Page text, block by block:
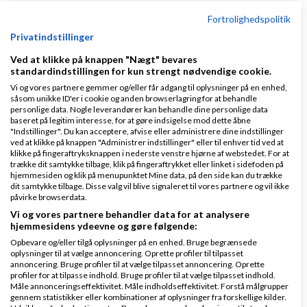
Få 3 bud på ny revisor eller bogholder helt
gratis
Nyeste indlægafMartin Thorborg
den 31-01-
2014 kl. 11:30
0 svar
Hobbyvirksomhed bundet på hænder og fødder.
Må jeg slet ikke sælge i EU?
Nyeste indlægafME93,den 20-06-2026 kl. 10:37
14 svar
1 2
Fortrolighedspolitik
Privatindstillinger
Ved at klikke på knappen "Nægt" bevares
standardindstillingen for kun strengt nødvendige cookie.
Vi og vores partnere gemmer og/eller får adgang til oplysninger på en enhed,
såsom unikke ID'er i cookie og anden browserlagring for at behandle
personlige data. Nogle leverandører kan behandle dine personlige data
baseret på legitim interesse, for at gøre indsigelse mod dette åbne
"Indstillinger". Du kan acceptere, afvise eller administrere dine indstillinger
ved at klikke på knappen "Administrer indstillinger" eller til enhver tid ved at
klikke på fingeraftryksknappen i nederste venstre hjørne af webstedet. For at
trække dit samtykke tilbage, klik på fingeraftrykket eller linket i sidefoden på
hjemmesiden og klik på menupunktet Mine data, på den side kan du trække
dit samtykke tilbage. Disse valg vil blive signaleret til vores partnere og vil ikke
påvirke browserdata.
Vi og vores partnere behandler data for at analysere
hjemmesidens ydeevne og gøre følgende:
Opbevare og/eller tilgå oplysninger på en enhed. Bruge begrænsede
oplysninger til at vælge annoncering. Oprette profiler til tilpasset
annoncering. Bruge profiler til at vælge tilpasset annoncering. Oprette
profiler for at tilpasse indhold. Bruge profiler til at vælge tilpasset indhold.
Måle annonceringseffektivitet. Måle indholdseffektivitet. Forstå målgrupper
gennem statistikker eller kombinationer af oplysninger fra forskellige kilder.